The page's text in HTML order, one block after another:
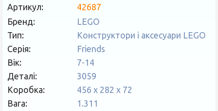
Артикул:
42687
Бренд:
LEGO
Тип:
Конструктори і аксесуари LEGO
Серія:
Friends
Вік:
7-14
Деталі:
3059
Коробка:
456 x 282 x 72
Вага:
1.311